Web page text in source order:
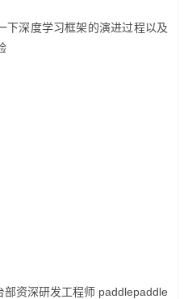
下深度学习框架的演进过程以及
资深研发工程师 paddlepaddle